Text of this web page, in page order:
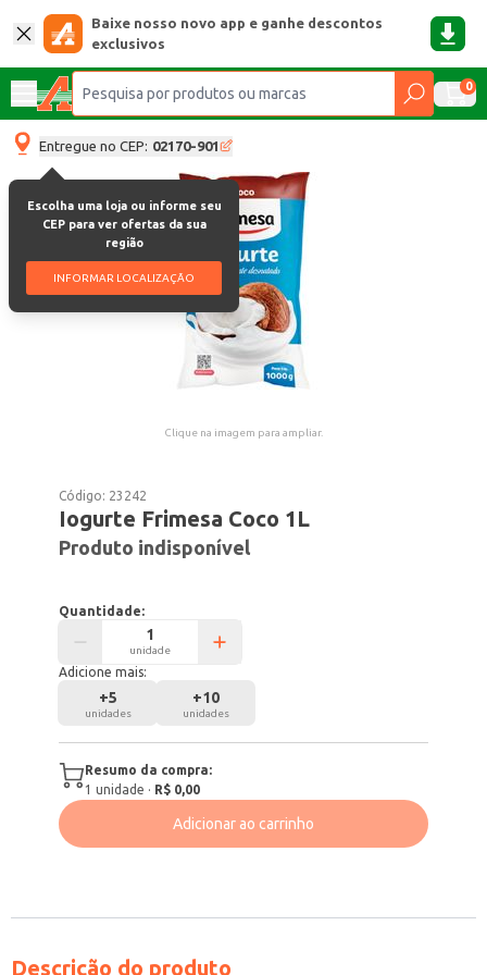
Baixe nosso novo app e ganhe descontos
exclusivos
0
Entregue no CEP: 02170-901
Escolha uma loja ou informe seu
CEP para ver ofertas da sua
região
INFORMAR LOCALIZAÇÃO
Clique na imagem para ampliar.
Código: 23242
Iogurte Frimesa Coco 1L
Produto indisponível
Quantidade:
unidade
Adicione mais:
+5
unidades
+10
unidades
Resumo da compra:
1 unidade · R$ 0,00
Adicionar ao carrinho
Descrição do produto